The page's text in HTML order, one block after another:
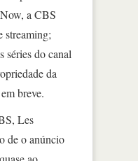
a CBS
streaming;
séries do canal
da
breve.
Les
de o anúncio